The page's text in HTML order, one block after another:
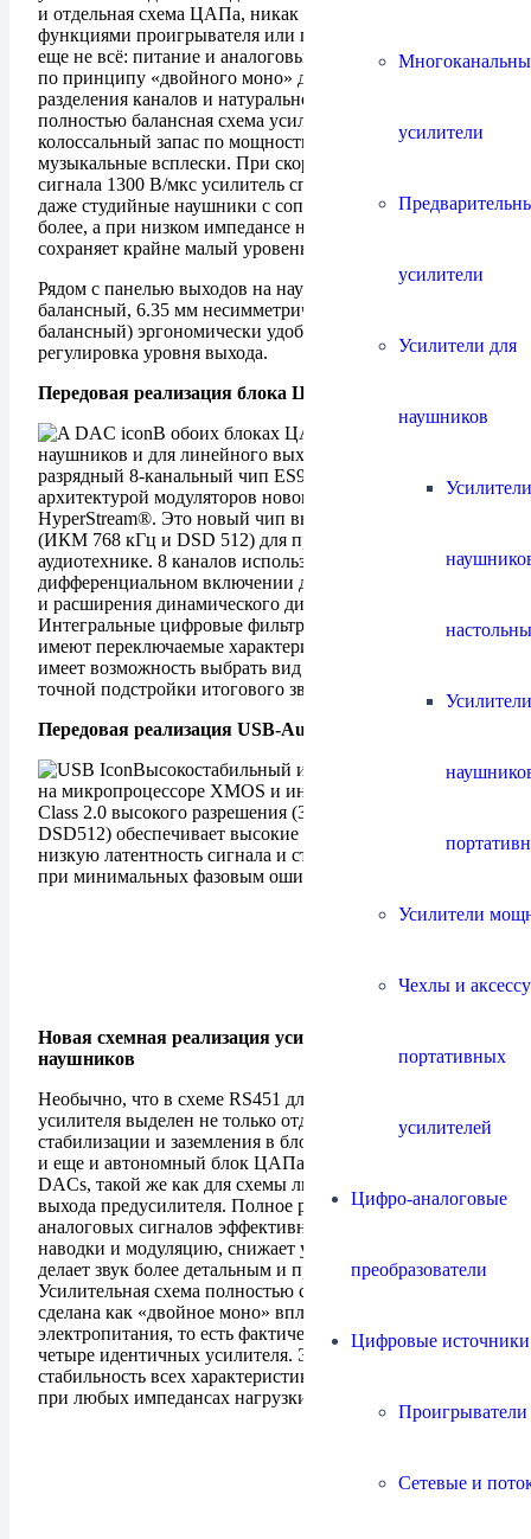
усилители
усилители
Усилители для
наушников
Усилители
Чехлы и
портативных
усилителей
Цифро-аналоговые
преобразователи
Цифровые источники
Сетевые и
и отдельная схема ЦАПа, никак не связанная с
функциями проигрывателя или предусилителя. Это
еще не всё: питание и аналоговые каскады выполнены
по принципу «двойного моно» для максимального
разделения каналов и натурального стереоэффекта, а
полностью балансная схема усиления имеет
колоссальный запас по мощности и реакции на
музыкальные всплески. При скорости нарастания
сигнала 1300 В/мкс усилитель спокойно «раскачивает»
даже студийные наушники с сопротивлением 600 Ом и
более, а при низком импедансе нагрузки всегда
сохраняет крайне малый уровень шумов и искажений.
Рядом с панелью выходов на наушники (4.4 мм
балансный, 6.35 мм несимметричный и мини-XLR
балансный) эргономически удобно расположена ручка
регулировка уровня выхода.
Передовая реализация блока ЦАП
В обоих блоках ЦАП проигрывателя (для
наушников и для линейного выхода) применен 32-
разрядный 8-канальный чип ES9027PRO с
архитектурой модуляторов нового поколения ESS
HyperStream®. Это новый чип высокого разрешения
(ИКМ 768 кГц и DSD 512) для применения в хай-энд-
аудиотехнике. 8 каналов используются в
дифференциальном включении для подавления помех
и расширения динамического диапазона.
Интегральные цифровые фильтры перед ЦАПом
имеют переключаемые характеристики и пользователь
имеет возможность выбрать вид фильтра как вариант
точной подстройки итогового звукового почерка.
Передовая реализация USB-Audio
Высокостабильный изохронный приемник
на микропроцессоре XMOS и интерфейсом USB Audio
Class 2.0 высокого разрешения (32 бита/768 кГц ИКМ,
DSD512) обеспечивает высокие характеристики:
низкую латентность сигнала и стабильность передачи
при минимальных фазовым ошибках (джиттере).
Новая схемная реализация усилителя для
наушников
Необычно, что в схеме RS451 для телефонного
усилителя выделен не только отдельная схема
стабилизации и заземления в блоке электропитания, но
и еще и автономный блок ЦАПа на чипе ES9027PRO
DACs, такой же как для схемы линейного выхода или
выхода предусилителя. Полное разделение усиления
аналоговых сигналов эффективно блокирует взаимные
наводки и модуляцию, снижает уровень шумов и
делает звук более детальным и прозрачным.
Усилительная схема полностью симметричная и
сделана как «двойное моно» вплоть до
электропитания, то есть фактически в ней работают
четыре идентичных усилителя. Это гарантирует
стабильность всех характеристик и характера звучания
при любых импедансах нагрузки.